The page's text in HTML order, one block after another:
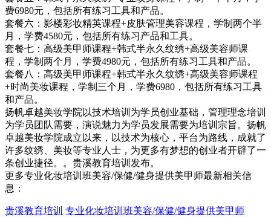
费6980元，包括所有练习工具和产品。
套餐六：影楼彩妆精英课程+皮肤管理美容课程，学制两个半
月，学费4580元，包括所有练习产品和工具。
套餐七：高级美甲师课程+韩式半永久纹绣+高级美容师课
程，学制两个月，学费4980元，包括所有练习工具和产品。
套餐八：高级美甲师课程+韩式半永久纹绣+高级美容师课程
+时尚美妆课程，学制三个月，学费6980，包括所有练习工具
和产品。
扬帆卓越美妆学院以技术培训为学员创业基础，管理理念培训
为学员团队需要，演说魅力为学员发展需要为培训宗旨。扬帆
卓越美妆学院成立以来，以技术为核心，平台为路线，成就了
许多纹绣、美妆等专业人士，为更多有梦想的创业者开辟了一
条创业捷径。。贵溪教育培训发布。
更多专业化妆培训班美容/保健/健身提供美甲师最新相关信
息：
贵溪教育培训 专业化妆培训班美容/保健/健身提供美甲师